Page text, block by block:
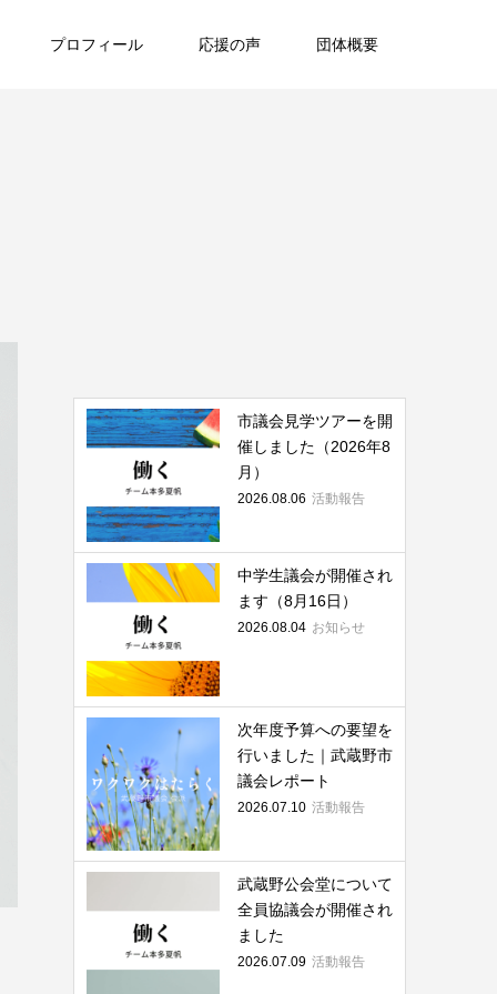
プロフィール 応援の声 団体概要
市議会見学ツアーを開
催しました（2026年8
月）
2026.08.06 活動報告
中学生議会が開催され
ます（8月16日）
2026.08.04 お知らせ
次年度予算への要望を
行いました｜武蔵野市
議会レポート
2026.07.10 活動報告
武蔵野公会堂について
全員協議会が開催され
ました
2026.07.09 活動報告